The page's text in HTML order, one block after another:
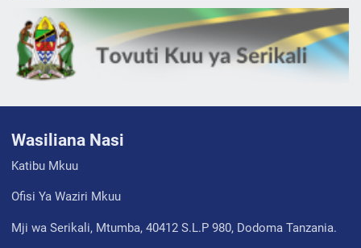
Wasiliana Nasi
Katibu Mkuu
Ofisi Ya Waziri Mkuu
Mji wa Serikali, Mtumba, 40412 S.L.P 980, Dodoma Tanzania.